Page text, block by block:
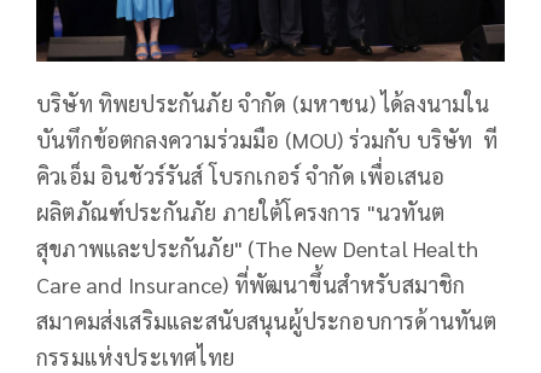
บริษัท ทิพยประกันภัย จำกัด (มหาชน) ได้ลงนามใน
บันทึกข้อตกลงความร่วมมือ (MOU) ร่วมกับ บริษัท ที
คิวเอ็ม อินชัวร์รันส์ โบรกเกอร์ จำกัด เพื่อเสนอ
ผลิตภัณฑ์ประกันภัย ภายใต้โครงการ "นวทันต
สุขภาพและประกันภัย" (The New Dental Health
Care and Insurance) ที่พัฒนาขึ้นสำหรับสมาชิก
สมาคมส่งเสริมและสนับสนุนผู้ประกอบการด้านทันต
กรรมแห่งประเทศไทย